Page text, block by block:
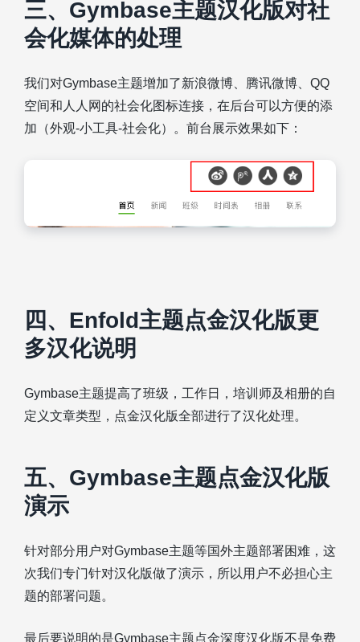
三、Gymbase主题汉化版对社
会化媒体的处理
我们对Gymbase主题增加了新浪微博、腾讯微博、QQ
空间和人人网的社会化图标连接，在后台可以方便的添
加（外观-小工具-社会化）。前台展示效果如下：
四、Enfold主题点金汉化版更
多汉化说明
Gymbase主题提高了班级，工作日，培训师及相册的自
定义文章类型，点金汉化版全部进行了汉化处理。
五、Gymbase主题点金汉化版
演示
针对部分用户对Gymbase主题等国外主题部署困难，这
次我们专门针对汉化版做了演示，所以用户不必担心主
题的部署问题。
最后要说明的是Gymbase主题点金深度汉化版不是免费